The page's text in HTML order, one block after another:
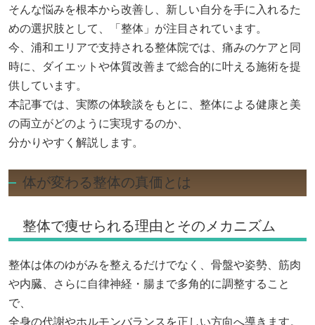
そんな悩みを根本から改善し、新しい自分を手に入れるた
めの選択肢として、「整体」が注目されています。
今、浦和エリアで支持される整体院では、痛みのケアと同
時に、ダイエットや体質改善まで総合的に叶える施術を提
供しています。
本記事では、実際の体験談をもとに、整体による健康と美
の両立がどのように実現するのか、
分かりやすく解説します。
体が変わる整体の真価とは
整体で痩せられる理由とそのメカニズム
整体は体のゆがみを整えるだけでなく、骨盤や姿勢、筋肉
や内臓、さらに自律神経・腸まで多角的に調整すること
で、
全身の代謝やホルモンバランスを正しい方向へ導きます。